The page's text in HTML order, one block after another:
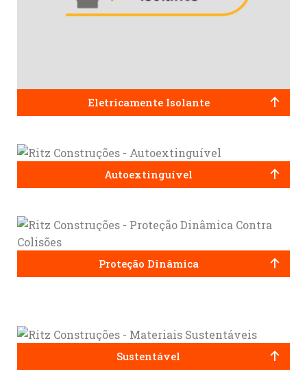
Eletricamente Isolante
Autoextinguível
Proteção Dinâmica
Sustentável